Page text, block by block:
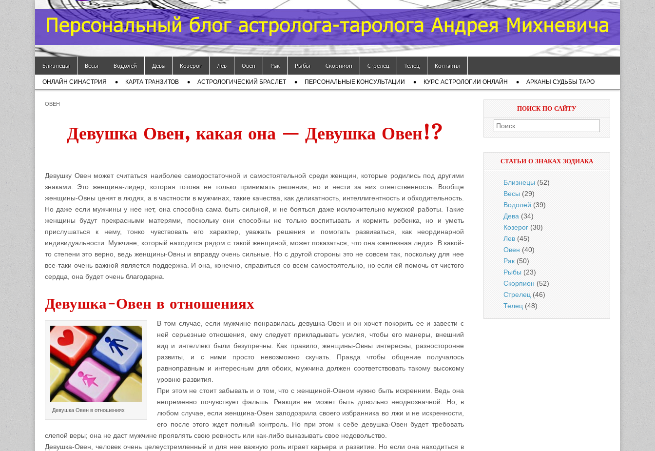
Гороскоп
Мой
Знак
Зодиака
— MZZ
Main menu
Близнецы Весы Водолей Дева Козерог Лев Овен Рак Рыбы Скорпион Стрелец Телец Контакты
Sub menu
ОНЛАЙН СИНАСТРИЯ КАРТА ТРАНЗИТОВ АСТРОЛОГИЧЕСКИЙ БРАСЛЕТ ПЕРСОНАЛЬНЫЕ КОНСУЛЬТАЦИИ КУРС АСТРОЛОГИИ ОНЛАЙН АРКАНЫ СУДЬБЫ ТАРО
ОВЕН
Девушка Овен, какая она — Девушка Овен!?
Девушку Овен может считаться наиболее самодостаточной и самостоятельной среди женщин, которые родились под другими
знаками. Это женщина-лидер, которая готова не только принимать решения, но и нести за них ответственность. Вообще
женщины-Овны ценят в людях, а в частности в мужчинах, такие качества, как деликатность, интеллигентность и обходительность.
Но даже если мужчины у нее нет, она способна сама быть сильной, и не бояться даже исключительно мужской работы. Такие
женщины будут прекрасными матерями, поскольку они способны не только воспитывать и кормить ребенка, но и уметь
прислушаться к нему, тонко чувствовать его характер, уважать решения и помогать развиваться, как неординарной
индивидуальности. Мужчине, который находится рядом с такой женщиной, может показаться, что она «железная леди». В какой-
то степени это верно, ведь женщины-Овны и вправду очень сильные. Но с другой стороны это не совсем так, поскольку для нее
все-таки очень важной является поддержка. И она, конечно, справиться со всем самостоятельно, но если ей помочь от чистого
сердца, она будет очень благодарна.
Девушка-Овен в отношениях
Девушка Овен в отношениях
В том случае, если мужчине понравилась девушка-Овен и он хочет покорить ее и завести с
ней серьезные отношения, ему следует прикладывать усилия, чтобы его манеры, внешний
вид и интеллект были безупречны. Как правило, женщины-Овны интересны, разносторонне
развиты, и с ними просто невозможно скучать. Правда чтобы общение получалось
равноправным и интересным для обоих, мужчина должен соответствовать такому высокому
уровню развития.
При этом не стоит забывать и о том, что с женщиной-Овном нужно быть искренним. Ведь она
непременно почувствует фальшь. Реакция ее может быть довольно неоднозначной. Но, в
любом случае, если женщина-Овен заподозрила своего избранника во лжи и не искренности,
его после этого ждет полный контроль. Но при этом к себе девушка-Овен будет требовать
слепой веры; она не даст мужчине проявлять свою ревность или как-либо выказывать свое недовольство.
Девушка-Овен, человек очень целеустремленный и для нее важную роль играет карьера и развитие. Но если она находиться в
ПОИСК ПО САЙТУ
Найти:
СТАТЬИ О ЗНАКАХ ЗОДИАКА
Близнецы (52)
Весы (29)
Водолей (39)
Дева (34)
Козерог (30)
Лев (45)
Овен (40)
Рак (50)
Рыбы (23)
Скорпион (52)
Стрелец (46)
Телец (48)